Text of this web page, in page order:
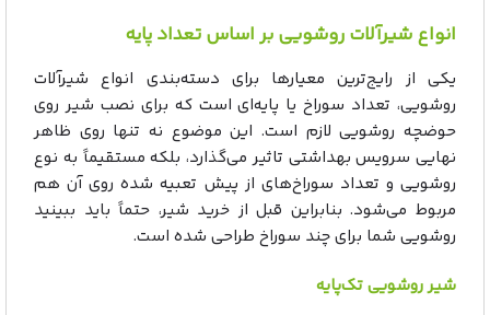
انواع شیرآلات روشویی بر اساس تعداد پایه
یکی از رایج‌ترین معیارها برای دسته‌بندی انواع شیرآلات
روشویی، تعداد سوراخ یا پایه‌ای است که برای نصب شیر روی
حوضچه روشویی لازم است. این موضوع نه‌ تنها روی ظاهر
نهایی سرویس بهداشتی تاثیر می‌گذارد، بلکه مستقیماً به نوع
روشویی و تعداد سوراخ‌های از پیش تعبیه‌ شده روی آن هم
مربوط می‌شود. بنابراین قبل از خرید شیر، حتماً باید ببینید
روشویی شما برای چند سوراخ طراحی شده است.
شیر روشویی تک‌پایه